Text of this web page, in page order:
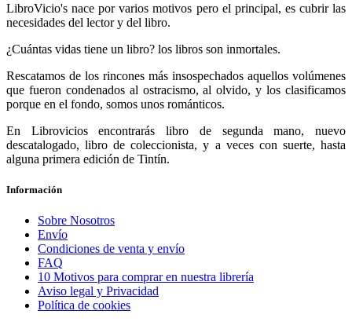
LibroVicio's nace por varios motivos pero el principal, es cubrir las
necesidades del lector y del libro.
¿Cuántas vidas tiene un libro? los libros son inmortales.
Rescatamos de los rincones más insospechados aquellos volúmenes
que fueron condenados al ostracismo, al olvido, y los clasificamos
porque en el fondo, somos unos románticos.
En Librovicios encontrarás libro de segunda mano, nuevo
descatalogado, libro de coleccionista, y a veces con suerte, hasta
alguna primera edición de Tintín.
Información
Sobre Nosotros
Envío
Condiciones de venta y envío
FAQ
10 Motivos para comprar en nuestra librería
Aviso legal y Privacidad
Política de cookies